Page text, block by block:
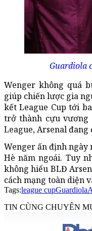
Guardiola
Wenger không quá
giúp chiến lược gia
kết League Cup tới
trở thành cựu vương
League, Arsenal
Wenger ấn định ngày
Hè năm ngoái. Tuy
không hiểu BLĐ
cách mạng toàn diện
Tags:league cupGuardiola
TIN CÙNG CHUYÊN